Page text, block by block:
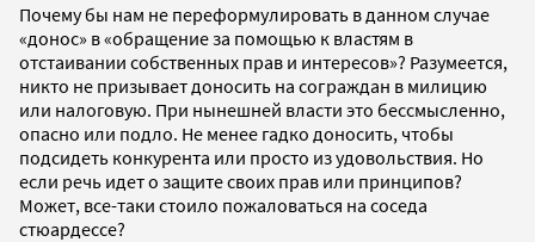
Почему бы нам не переформулировать в данном случае
«донос» в «обращение за помощью к властям в
отстаивании собственных прав и интересов»? Разумеется,
никто не призывает доносить на сограждан в милицию
или налоговую. При нынешней власти это бессмысленно,
опасно или подло. Не менее гадко доносить, чтобы
подсидеть конкурента или просто из удовольствия. Но
если речь идет о защите своих прав или принципов?
Может, все-таки стоило пожаловаться на соседа
стюардессе?